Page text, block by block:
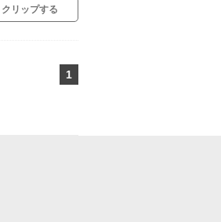
クリップする
1